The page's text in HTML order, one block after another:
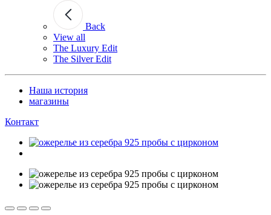
Back
View all
The Luxury Edit
The Silver Edit
Наша история
магазины
Контакт